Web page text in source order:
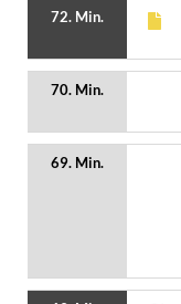
72. Min.
70. Min.
69. Min.